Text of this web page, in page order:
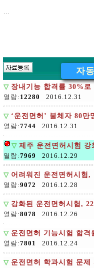
...
자
▽ 장내기능 합격률 30%로
열람: 12280 2016.12.31
▽ ‘운전면허’ 불체자 80만
열람:7744 2016.12.31
▽ 제주 운전면허시험
열람:7969 2016.12.29
▽ 어려워진 운전면허시험,
열람:9072 2016.12.28
▽ 강화된 운전면허시험,
열람:8078 2016.12.26
▽ 운전면허 기능시험 합
열람:7801 2016.12.24
▽ 운전면허 학과시험 문제